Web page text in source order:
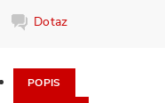
Dotaz
POPIS